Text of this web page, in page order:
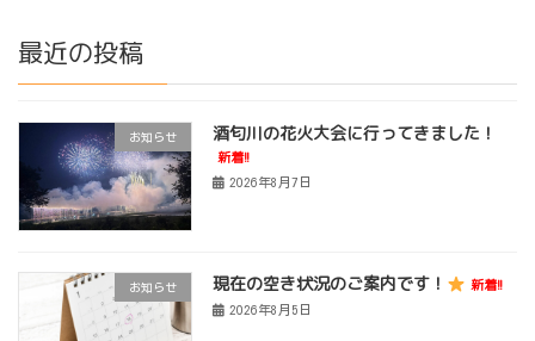
最近の投稿
お知らせ 酒匂川の花火大会に行ってきました！
新着!!
2026年8月7日
お知らせ 現在の空き状況のご案内です！ 新着!!
2026年8月5日